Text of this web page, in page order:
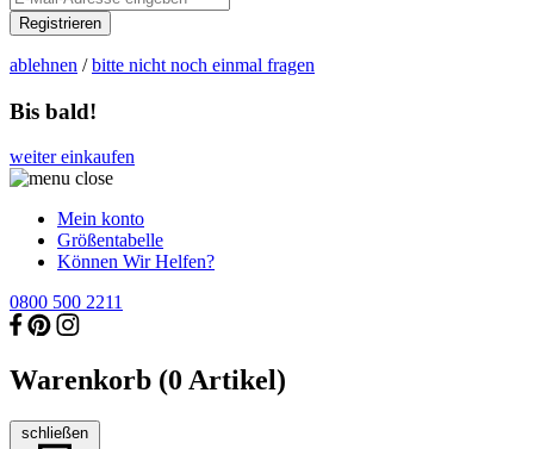
Registrieren
ablehnen /bitte nicht noch einmal fragen
Bis bald!
weiter einkaufen
Mein konto
Größentabelle
Können Wir Helfen?
0800 500 2211
Warenkorb (0 Artikel)
schließen